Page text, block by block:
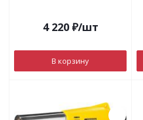
4 220₽/шт
В корзину